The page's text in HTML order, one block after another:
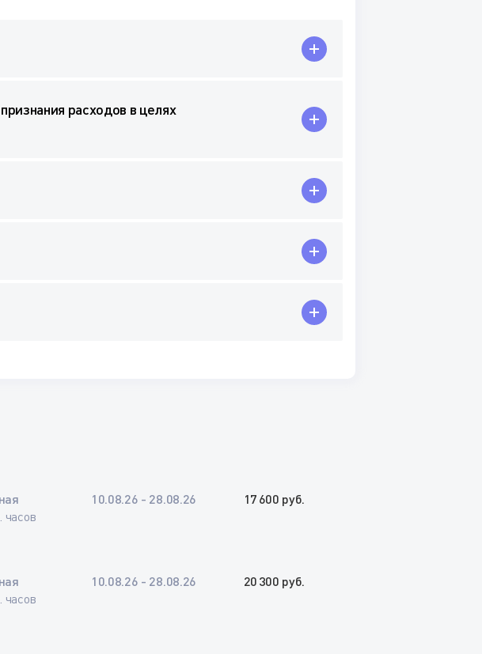
расходов в целях
часов
10.08.26 - 28.08.26 17 600 руб.
часов
10.08.26 - 28.08.26 20 300 руб.